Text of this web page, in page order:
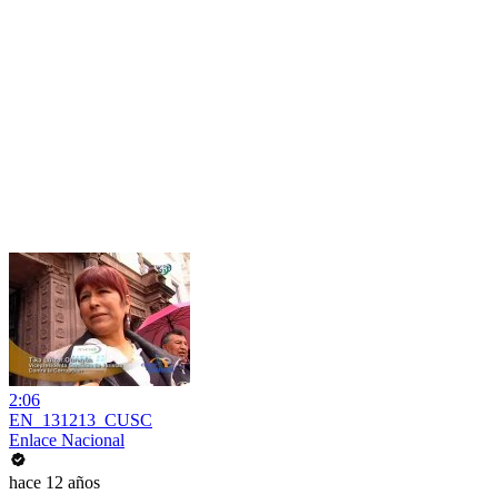
2:06
EN_131213_CUSC
Enlace Nacional
hace 12 años